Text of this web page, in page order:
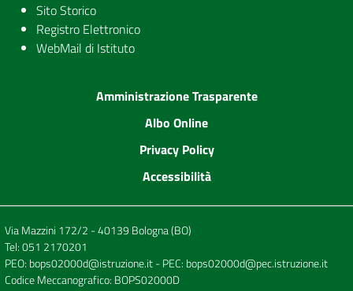
Sito Storico
Registro Elettronico
WebMail di Istituto
Amministrazione Trasparente
Albo Online
Privacy Policy
Accessibilità
Via Mazzini 172/2 - 40139 Bologna (BO)
Tel:051 2170201
PEO: bops02000d@istruzione.it- PEC: bops02000d@pec.istruzione.it
Codice Meccanografico: BOPS02000D